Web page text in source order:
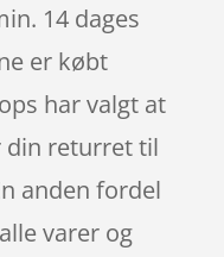
14 dages
er købt
har valgt at
din returret til
anden fordel
varer og